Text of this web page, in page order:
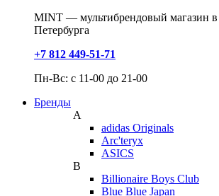
MINT — мультибрендовый магазин в
Петербурга
+7 812 449-51-71
Пн-Вс: с 11-00 до 21-00
Бренды
A
adidas Originals
Arc'teryx
ASICS
B
Billionaire Boys Club
Blue Blue Japan